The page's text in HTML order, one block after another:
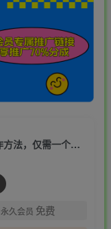
（8118期）最高效公众号流量主爆文写作方法，仅需一个标题，AI全自动生成
永久会员 免费